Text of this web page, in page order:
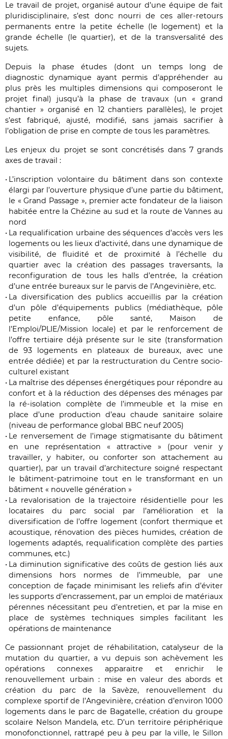
Le travail de projet, organisé autour d’une équipe de fait
pluridisciplinaire, s’est donc nourri de ces aller-retours
permanents entre la petite échelle (le logement) et la
grande échelle (le quartier), et de la transversalité des
sujets.
Depuis la phase études (dont un temps long de
diagnostic dynamique ayant permis d’appréhender au
plus près les multiples dimensions qui composeront le
projet final) jusqu’à la phase de travaux (un « grand
chantier » organisé en 12 chantiers parallèles), le projet
s’est fabriqué, ajusté, modifié, sans jamais sacrifier à
l’obligation de prise en compte de tous les paramètres.
Les enjeux du projet se sont concrétisés dans 7 grands
axes de travail :
L’inscription volontaire du bâtiment dans son contexte
élargi par l’ouverture physique d’une partie du bâtiment,
le « Grand Passage », premier acte fondateur de la liaison
habitée entre la Chézine au sud et la route de Vannes au
nord
La requalification urbaine des séquences d’accès vers les
logements ou les lieux d’activité, dans une dynamique de
visibilité, de fluidité et de proximité à l’échelle du
quartier avec la création des passages traversants, la
reconfiguration de tous les halls d’entrée, la création
d’une entrée bureaux sur le parvis de l’Angevinière, etc.
La diversification des publics accueillis par la création
d’un pôle d’équipements publics (médiathèque, pôle
petite enfance, pôle santé, Maison de
l’Emploi/PLIE/Mission locale) et par le renforcement de
l’offre tertiaire déjà présente sur le site (transformation
de 93 logements en plateaux de bureaux, avec une
entrée dédiée) et par la restructuration du Centre socio-
culturel existant
La maîtrise des dépenses énergétiques pour répondre au
confort et à la réduction des dépenses des ménages par
la ré-isolation complète de l’immeuble et la mise en
place d’une production d’eau chaude sanitaire solaire
(niveau de performance global BBC neuf 2005)
Le renversement de l’image stigmatisante du bâtiment
en une représentation « attractive » (pour venir y
travailler, y habiter, ou conforter son attachement au
quartier), par un travail d’architecture soigné respectant
le bâtiment-patrimoine tout en le transformant en un
bâtiment « nouvelle génération »
La revalorisation de la trajectoire résidentielle pour les
locataires du parc social par l’amélioration et la
diversification de l’offre logement (confort thermique et
acoustique, rénovation des pièces humides, création de
logements adaptés, requalification complète des parties
communes, etc.)
La diminution significative des coûts de gestion liés aux
dimensions hors normes de l’immeuble, par une
conception de façade minimisant les reliefs afin d’éviter
les supports d’encrassement, par un emploi de matériaux
pérennes nécessitant peu d’entretien, et par la mise en
place de systèmes techniques simples facilitant les
opérations de maintenance
Ce passionnant projet de réhabilitation, catalyseur de la
mutation du quartier, a vu depuis son achèvement les
opérations connexes apparaitre et enrichir le
renouvellement urbain : mise en valeur des abords et
création du parc de la Savèze, renouvellement du
complexe sportif de l’Angevinière, création d’environ 1000
logements dans le parc de Bagatelle, création du groupe
scolaire Nelson Mandela, etc. D’un territoire périphérique
monofonctionnel, rattrapé peu à peu par la ville, le Sillon